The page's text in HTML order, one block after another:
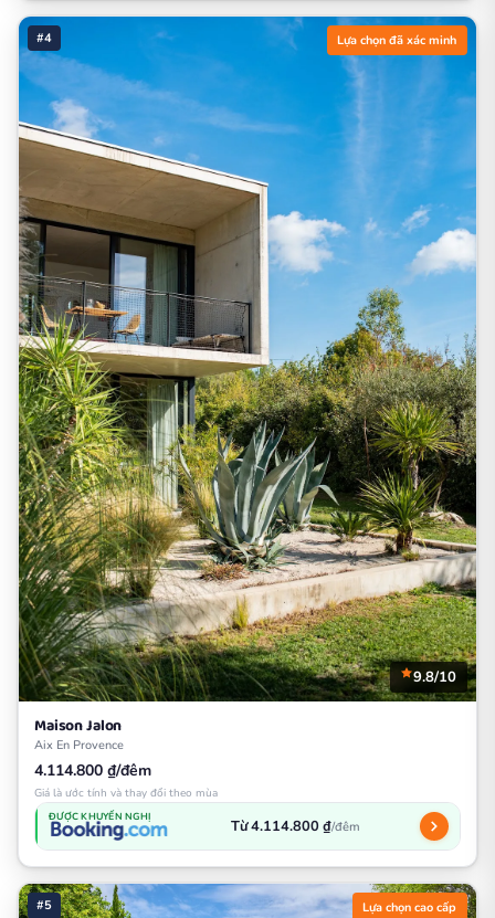
#4 Lựa chọn đã xác minh
9.8/10
Maison Jalon
Aix En Provence
4.114.800 ₫/đêm
Giá là ước tính và thay đổi theo mùa
ĐƯỢC KHUYẾN NGHỊ Từ 4.114.800 ₫/đêm
#5 Lựa chọn cao cấp